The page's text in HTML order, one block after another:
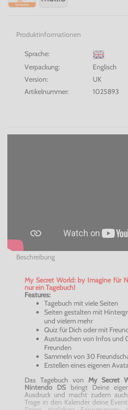
Produktinformationen
Sprache:
Verpackung:
Englisch
Version:
UK
Artikelnummer:
1025893
Beschreibung
My Secret World: by Imagine für
nur ein Tagebuch!
Features:
Tagebuch mit viele Seiten
Seiten gestalten mit
und vielem mehr
Quiz für Dich oder mit
Austauschen von Infos und
Freunden
Sammeln von 30
Erstellen eines eigenen
Das Tagebuch von My Secret
Nintendo DS bringt Deine
Ausdruck und macht zudem
Trage in den Kalender deine